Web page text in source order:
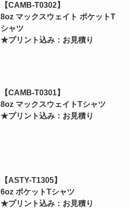
【CAMB-T0302】
8oz マックスウェイト ポケットT
シャツ
★プリント込み：お見積り
【CAMB-T0301】
8oz マックスウェイトTシャツ
★プリント込み：お見積り
【ASTY-T1305】
6oz ポケットTシャツ
★プリント込み：お見積り